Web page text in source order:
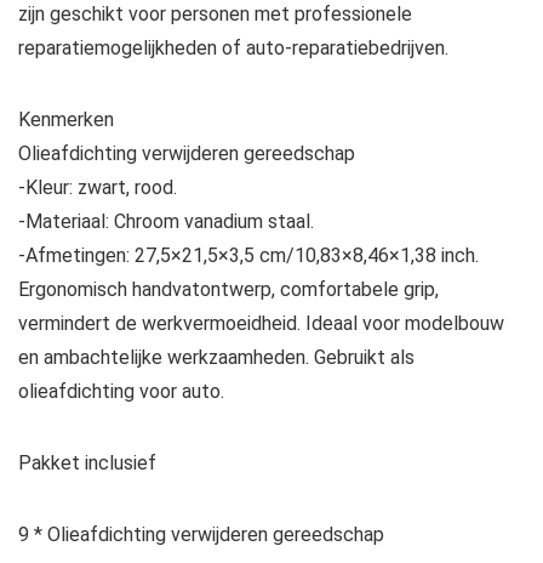
zijn geschikt voor personen met professionele
reparatiemogelijkheden of auto-reparatiebedrijven.
Kenmerken
Olieafdichting verwijderen gereedschap
-Kleur: zwart, rood.
-Materiaal: Chroom vanadium staal.
-Afmetingen: 27,5×21,5×3,5 cm/10,83×8,46×1,38 inch.
Ergonomisch handvatontwerp, comfortabele grip,
vermindert de werkvermoeidheid. Ideaal voor modelbouw
en ambachtelijke werkzaamheden. Gebruikt als
olieafdichting voor auto.
Pakket inclusief
9 * Olieafdichting verwijderen gereedschap